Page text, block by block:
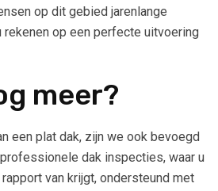
op dit gebied jarenlange
rekenen op een perfecte uitvoering
meer?
een plat dak, zijn we ook bevoegd
dak inspecties, waar u
van krijgt, ondersteund met